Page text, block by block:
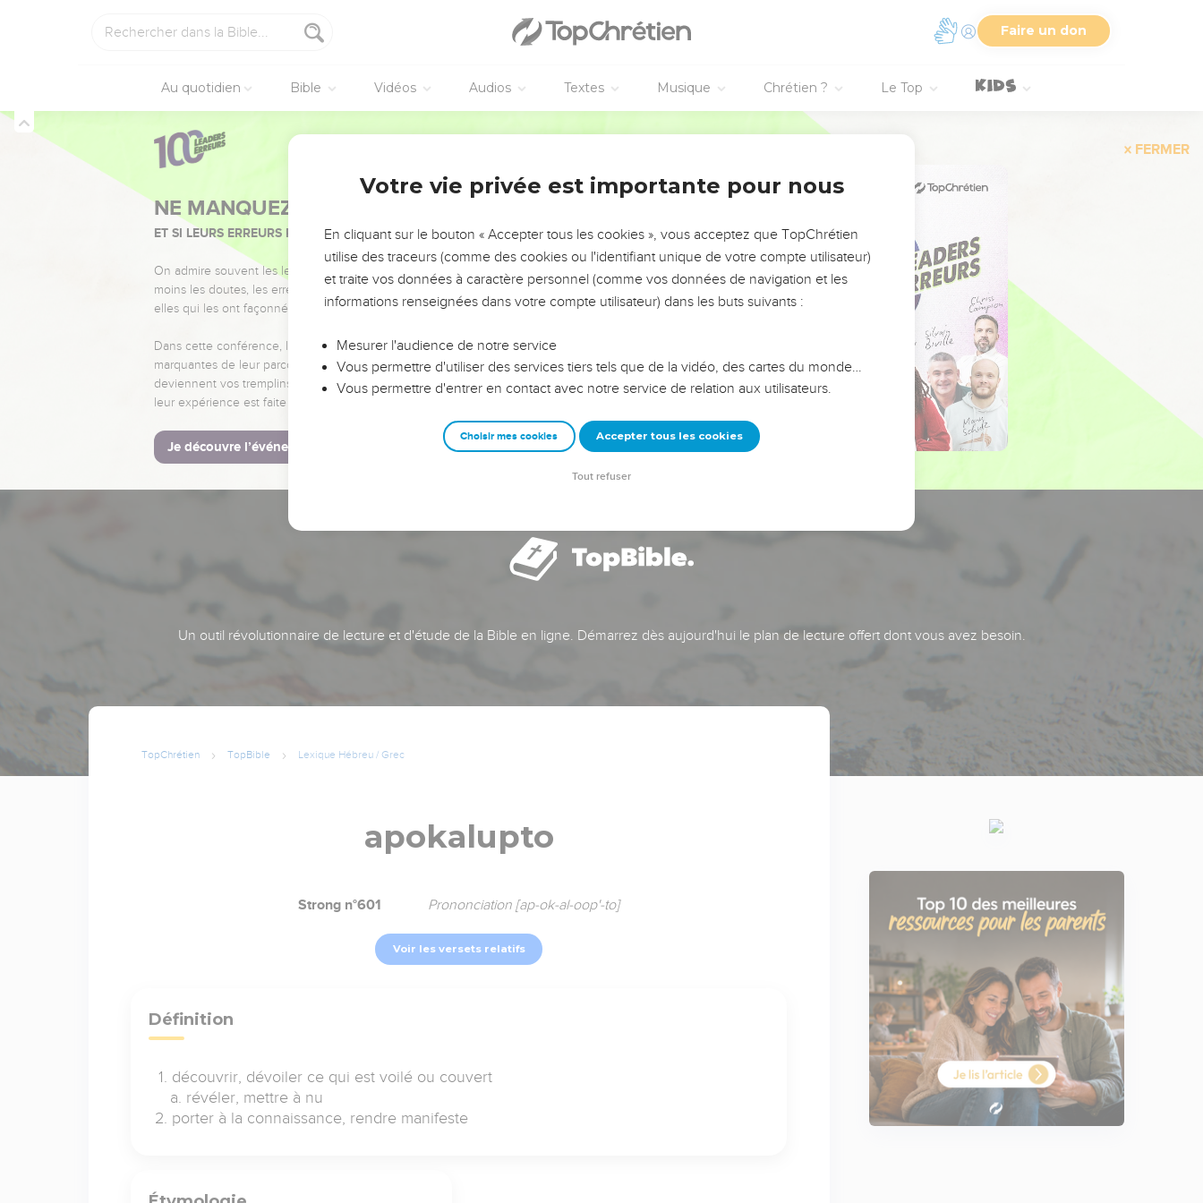
Faire un don
Au quotidien Bible Vidéos Audios Textes Musique Chrétien ? Le Top
FERMER
NE MANQUEZ PAS L’ÉVÉNEMENT DE L’ANNÉE !
ET SI LEURS ERREURS POUVAIENT VOUS ÉVITER LES VOTRES ?
On admire souvent les leaders pour leurs réussites, leur impact, leur foi ou leur vision. Mais on voit
moins les doutes, les erreurs et les saisons difficiles qu'ils ont traversés, alors même que ce sont
elles qui les ont façonnés.
Dans cette conférence, leaders, entrepreneurs, et responsables reviennent sur les erreurs
marquantes de leur parcours et les clés pour avancer avec plus de sagesse afin que leurs erreurs
deviennent vos tremplins. Que vous guidiez un ministère, une équipe, un groupe ou une famille,
leur expérience est faite pour vous.
Je découvre l’événement
Un outil révolutionnaire de lecture et d'étude de la Bible en ligne. Démarrez dès aujourd'hui le plan de lecture offert dont vous avez besoin.
TopChrétien TopBible Lexique Hébreu / Grec
apokalupto
Strong n°601 Prononciation [ap-ok-al-oop'-to]
Voir les versets relatifs
Définition
découvrir, dévoiler ce qui est voilé ou couvert
révéler, mettre à nu
porter à la connaissance, rendre manifeste
Votre vie privée est importante pour nous
En cliquant sur le bouton « Accepter tous les cookies », vous acceptez que TopChrétien
utilise des traceurs (comme des cookies ou l'identifiant unique de votre compte utilisateur)
et traite vos données à caractère personnel (comme vos données de navigation et les
informations renseignées dans votre compte utilisateur) dans les buts suivants :
Mesurer l'audience de notre service
Vous permettre d'utiliser des services tiers tels que de la vidéo, des cartes du monde…
Vous permettre d'entrer en contact avec notre service de relation aux utilisateurs.
Choisir mes cookies Accepter tous les cookies
Tout refuser